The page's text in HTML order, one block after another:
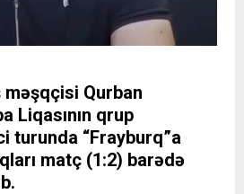
məşqçisi Qurban
Liqasının qrup
turunda “Frayburq”a
matç (1:2) barədə